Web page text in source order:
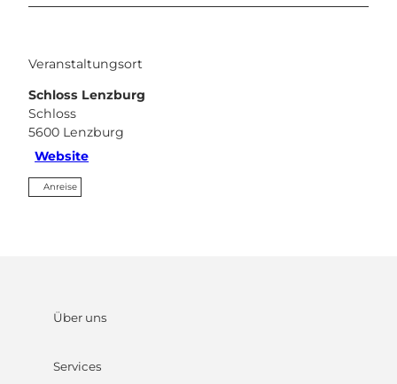
Veranstaltungsort
Schloss Lenzburg
Schloss
5600 Lenzburg
Website
Anreise
Über uns
Services